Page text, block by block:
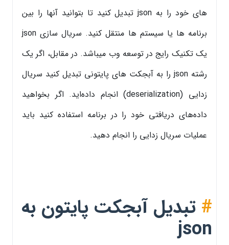
های خود را به json تبدیل کنید تا بتوانید آنها را بین
برنامه ها یا سیستم ها منتقل کنید. سریال سازی json
یک تکنیک رایج در توسعه وب میباشد. در مقابل، اگر یک
رشته json را به آبجکت‌ های پایتونی تبدیل کنید سریال
زدایی (deserialization) انجام داده‌اید. اگر بخواهید
داده‌های دریافتی خود را در برنامه استفاده کنید باید
عملیات سریال زدایی را انجام دهید.
# تبدیل آبجکت پایتون به
json